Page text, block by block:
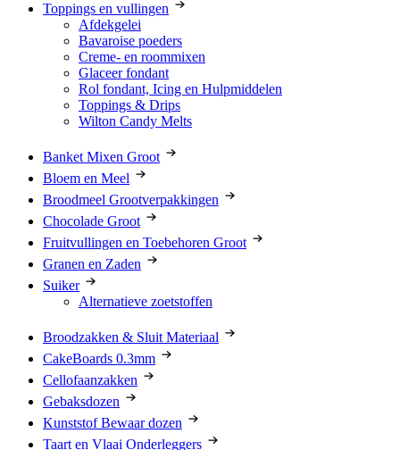
Toppings en vullingen
Afdekgelei
Bavaroise poeders
Creme- en roommixen
Glaceer fondant
Rol fondant, Icing en Hulpmiddelen
Toppings & Drips
Wilton Candy Melts
Banket Mixen Groot
Bloem en Meel
Broodmeel Grootverpakkingen
Chocolade Groot
Fruitvullingen en Toebehoren Groot
Granen en Zaden
Suiker
Alternatieve zoetstoffen
Broodzakken & Sluit Materiaal
CakeBoards 0.3mm
Cellofaanzakken
Gebaksdozen
Kunststof Bewaar dozen
Taart en Vlaai Onderleggers